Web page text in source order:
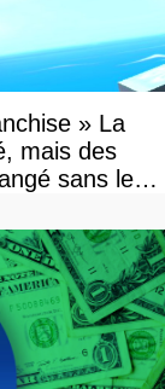
» La
mais des
sans le